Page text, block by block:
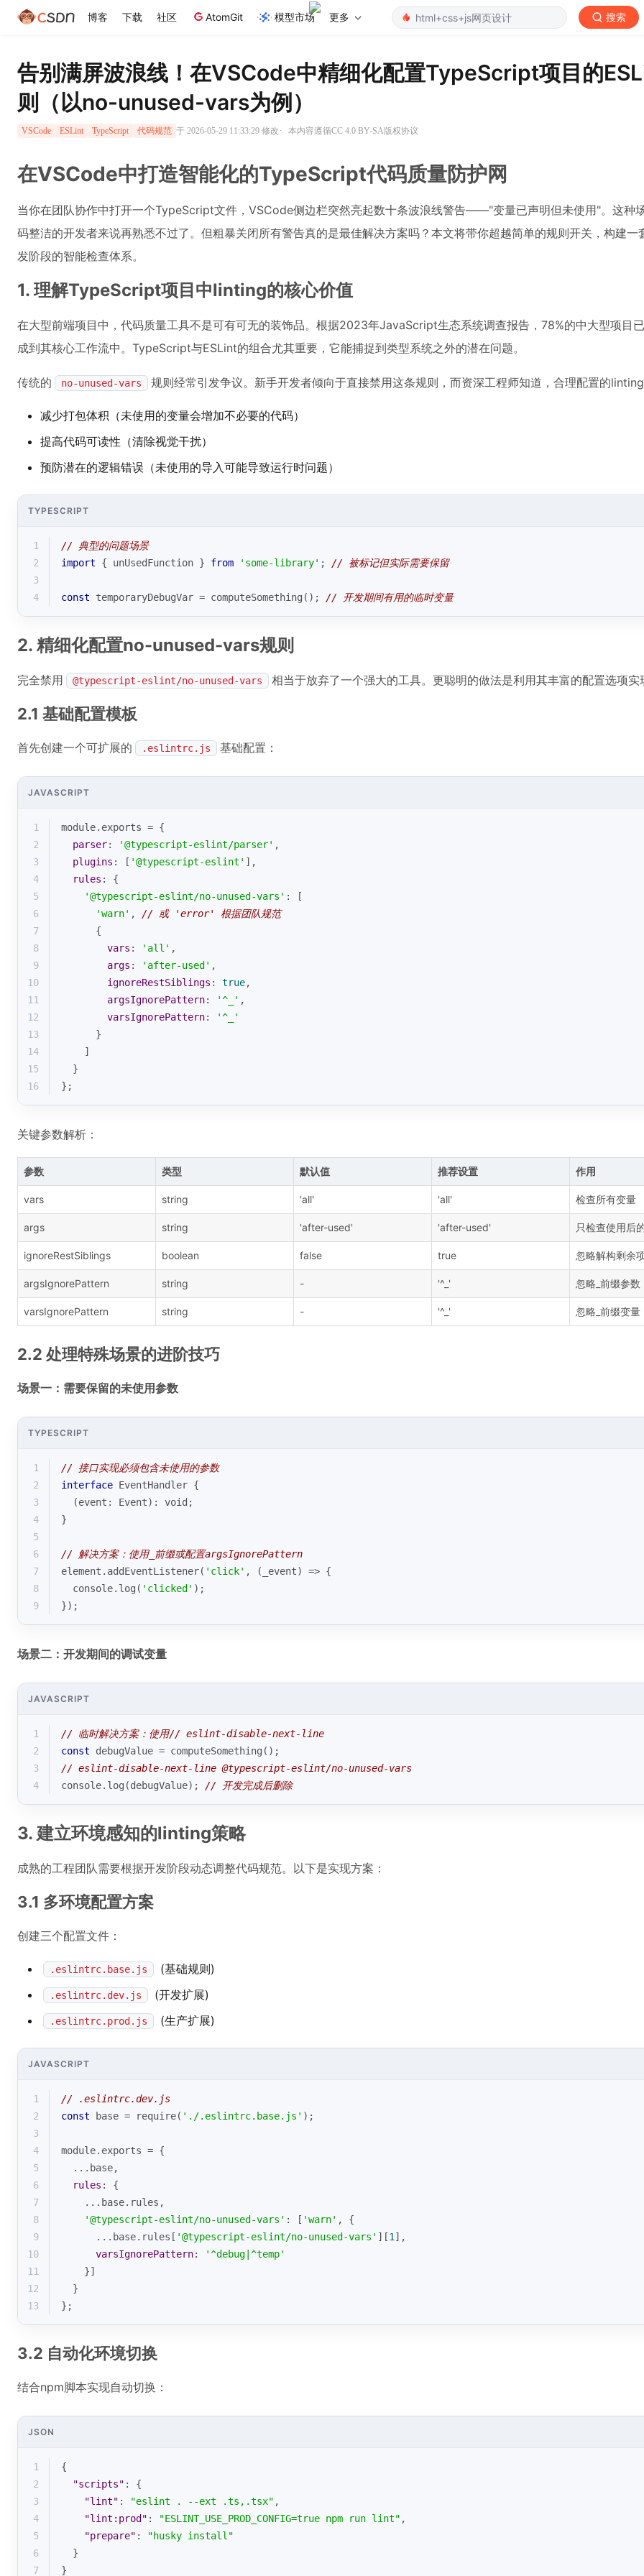
博客 下载 社区 AtomGit 模型市场 更多 搜索
告别满屏波浪线！在VSCode中精细化配置TypeScript项目的
则（以no-unused-vars为例）
VSCode ESLint TypeScript 代码规范 于 2026-05-29 11:33:29 修改· 本内容遵循CC 4.0 BY-SA版权协议
在VSCode中打造智能化的TypeScript代码质量防护网
当你在团队协作中打开一个TypeScript文件，VSCode侧边栏突然亮起数十条波浪线警告——"变量已声明但未使用"。这种
码整洁的开发者来说再熟悉不过了。但粗暴关闭所有警告真的是最佳解决方案吗？本文将带你超越简单的规则开关，构建一
发阶段的智能检查体系。
1. 理解TypeScript项目中linting的核心价值
在大型前端项目中，代码质量工具不是可有可无的装饰品。根据2023年JavaScript生态系统调查报告，78%的中大型项目
成到其核心工作流中。TypeScript与ESLint的组合尤其重要，它能捕捉到类型系统之外的潜在问题。
传统的 no-unused-vars 规则经常引发争议。新手开发者倾向于直接禁用这条规则，而资深工程师知道，合理配置的
减少打包体积（未使用的变量会增加不必要的代码）
提高代码可读性（清除视觉干扰）
预防潜在的逻辑错误（未使用的导入可能导致运行时问题）
TYPESCRIPT
1
// 典型的问题场景
2
import { unUsedFunction } from 'some-library' ; // 被标记但实际需要保留
3
4
const temporaryDebugVar = computeSomething(); // 开发期间有用的临时变量
2. 精细化配置no-unused-vars规则
完全禁用 @typescript-eslint/no-unused-vars 相当于放弃了一个强大的工具。更聪明的做法是利用其丰富的配置选项实
2.1 基础配置模板
首先创建一个可扩展的 .eslintrc.js 基础配置：
JAVASCRIPT
1 module.exports = {
2
parser: '@typescript-eslint/parser' ,
3
plugins : [ '@typescript-eslint' ],
4
rules : {
5
'@typescript-eslint/no-unused-vars' : [
6
'warn' , // 或 'error' 根据团队规范
7
      {
8
vars : 'all' ,
9
args : 'after-used' ,
10
ignoreRestSiblings : true,
11
argsIgnorePattern: '^_' ,
12
varsIgnorePattern:
'^_'
13
      }
14
    ]
15
  }
16
};
关键参数解析：
参数 类型 默认值 推荐设置 作用
vars string 'all' 'all' 检查所有变量
args string 'after-used' 'after-used' 只检查使用后
ignoreRestSiblings boolean false true 忽略解构剩余
argsIgnorePattern string - '^_' 忽略_前缀参数
varsIgnorePattern string - '^_' 忽略_前缀变量
2.2 处理特殊场景的进阶技巧
场景一：需要保留的未使用参数
TYPESCRIPT
1
// 接口实现必须包含未使用的参数
2
interface EventHandler {
3
  (event: Event):
void ;
4
}
5
6
// 解决方案：使用_前缀或配置argsIgnorePattern
7
element.addEventListener( 'click' , ( _event) => {
8
console.log( 'clicked' );
9
});
场景二：开发期间的调试变量
JAVASCRIPT
1
// 临时解决方案：使用// eslint-disable-next-line
2
const debugValue = computeSomething();
3
// eslint-disable-next-line @typescript-eslint/no-unused-vars
4
console.log(debugValue); // 开发完成后删除
3. 建立环境感知的linting策略
成熟的工程团队需要根据开发阶段动态调整代码规范。以下是实现方案：
3.1 多环境配置方案
创建三个配置文件：
.eslintrc.base.js (基础规则)
.eslintrc.dev.js (开发扩展)
.eslintrc.prod.js (生产扩展)
JAVASCRIPT
1
// .eslintrc.dev.js
2
const base = require( './.eslintrc.base.js' );
3
4
module.exports = {
5
  ...base,
6
rules : {
7
    ...base.rules,
8
'@typescript-eslint/no-unused-vars' : [ 'warn' , {
9
      ...base.rules[
'@typescript-eslint/no-unused-vars' ][1 ],
10
varsIgnorePattern:
'^debug|^temp'
11
    }]
12
  }
13
};
3.2 自动化环境切换
结合npm脚本实现自动切换：
JSON
1
{
2
"scripts" : {
3
"lint" : "eslint . --ext .ts,.tsx" ,
4
"lint:prod" : "ESLINT_USE_PROD_CONFIG=true npm run lint" ,
5
"prepare" :
"husky install"
6
  }
7
}